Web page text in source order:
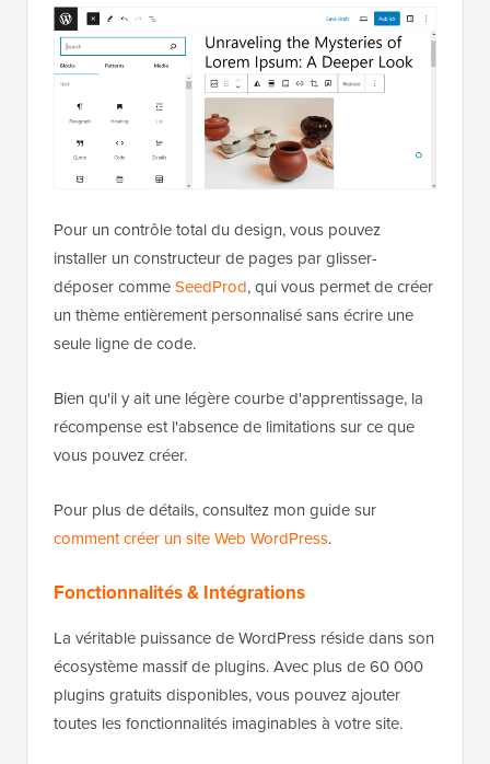
Pour un contrôle total du design, vous pouvez
installer un constructeur de pages par glisser-
déposer commeSeedProd, qui vous permet de créer
un thème entièrement personnalisé sans écrire une
seule ligne de code.
Bien qu'il y ait une légère courbe d'apprentissage, la
récompense est l'absence de limitations sur ce que
vous pouvez créer.
Pour plus de détails, consultez mon guide sur
comment créer un site Web WordPress.
Fonctionnalités & Intégrations
La véritable puissance de WordPress réside dans son
écosystème massif de plugins. Avec plus de 60 000
plugins gratuits disponibles, vous pouvez ajouter
toutes les fonctionnalités imaginables à votre site.